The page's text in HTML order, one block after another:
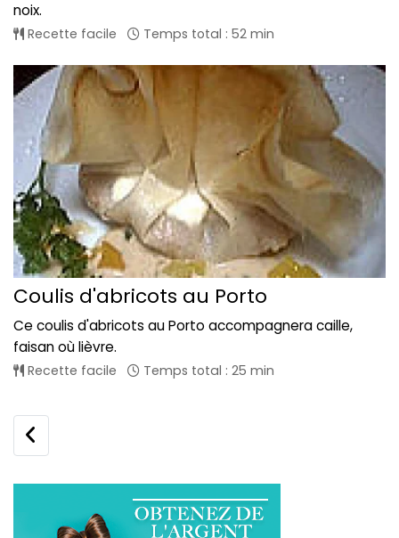
noix.
Recette facile Temps total : 52 min
Coulis d'abricots au Porto
Ce coulis d'abricots au Porto accompagnera caille,
faisan où lièvre.
Recette facile Temps total : 25 min